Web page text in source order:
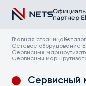
партнер
Главная страница Каталог
Сетевое оборудование
Сервисные
Сервисный
Сервисный